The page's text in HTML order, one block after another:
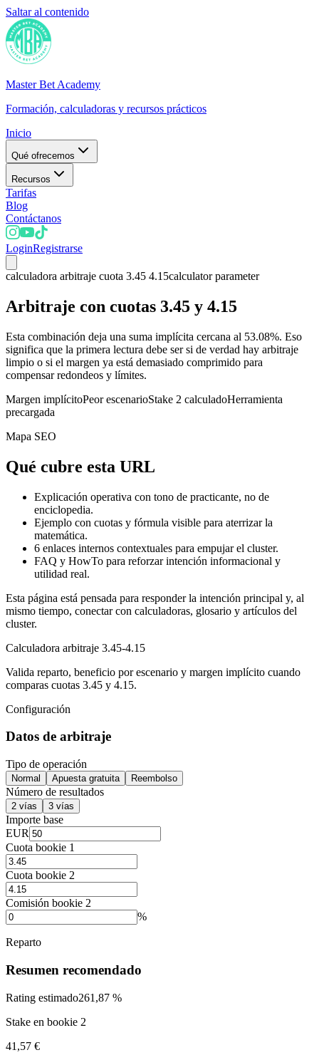
Saltar al contenido
Master Bet Academy
Formación, calculadoras y recursos prácticos
Inicio
Qué ofrecemos
Recursos
Tarifas
Blog
Contáctanos
LoginRegistrarse
calculadora arbitraje cuota 3.45 4.15calculator parameter
Arbitraje con cuotas 3.45 y 4.15
Esta combinación deja una suma implícita cercana al 53.08%. Eso
significa que la primera lectura debe ser si de verdad hay arbitraje
limpio o si el margen ya está demasiado comprimido para
compensar redondeos y límites.
Margen implícitoPeor escenarioStake 2 calculadoHerramienta
precargada
Mapa SEO
Qué cubre esta URL
Explicación operativa con tono de practicante, no de
enciclopedia.
Ejemplo con cuotas y fórmula visible para aterrizar la
matemática.
6 enlaces internos contextuales para empujar el cluster.
FAQ y HowTo para reforzar intención informacional y
utilidad real.
Esta página está pensada para responder la intención principal y, al
mismo tiempo, conectar con calculadoras, glosario y artículos del
cluster.
Calculadora arbitraje 3.45-4.15
Valida reparto, beneficio por escenario y margen implícito cuando
comparas cuotas 3.45 y 4.15.
Configuración
Datos de arbitraje
Tipo de operación
Normal Apuesta gratuita Reembolso
Número de resultados
2 vías 3 vías
Importe base
EUR
Cuota bookie 1
Cuota bookie 2
Comisión bookie 2
%
Reparto
Resumen recomendado
Rating estimado261,87 %
Stake en bookie 2
41,57 €